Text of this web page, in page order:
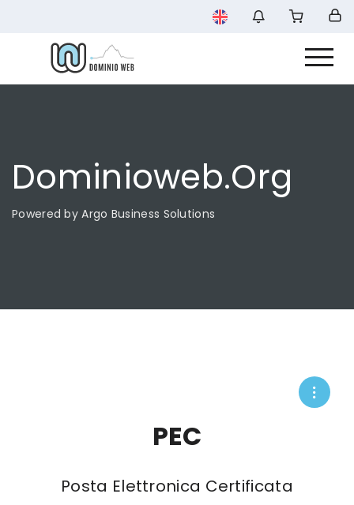
Dominioweb.org
Powered by Argo Business Solutions
PEC
Posta Elettronica Certificata